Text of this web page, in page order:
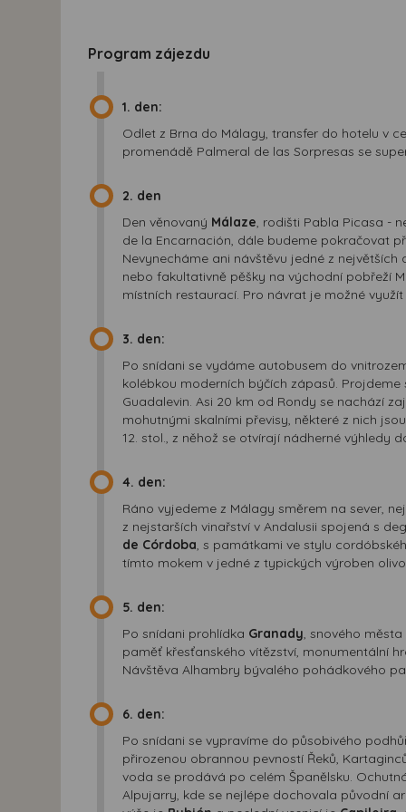
Program zájezdu
1. den:
Odlet z Brna do Málagy, transfer do hotelu v
promenádě Palmeral de las Sorpresas se
2. den
Den věnovaný Málaze, rodišti Pabla Picasa -
de la Encarnación, dále budeme pokračovat
Nevynecháme ani návštěvu jedné z
nebo fakultativně pěšky na východní pobřeží
místních restaurací. Pro návrat je možné využít
3. den:
Po snídani se vydáme autobusem do
kolébkou moderních býčích zápasů.
Guadalevin. Asi 20 km od Rondy se nachází
mohutnými skalními převisy, některé z nich
12. stol., z něhož se otvírají nádherné výhledy
4. den:
Ráno vyjedeme z Málagy směrem na sever,
z nejstarších vinařství v Andalusii spojená s
de Córdoba, s památkami ve stylu
tímto mokem v jedné z typických výroben
5. den:
Po snídani prohlídka Granady, snového
paměť křesťanského vítězství, monumentální
Návštěva Alhambry bývalého pohádkového
6. den:
Po snídani se vypravíme do působivého
přirozenou obrannou pevností Řeků,
voda se prodává po celém Španělsku.
Alpujarry, kde se nejlépe dochovala původní